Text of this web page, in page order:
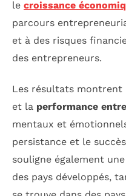
le croissance
parcours
et à des risques
des entrepreneurs.
Les résultats
et la performance
mentaux et
persistance et le
souligne également
des pays développés,